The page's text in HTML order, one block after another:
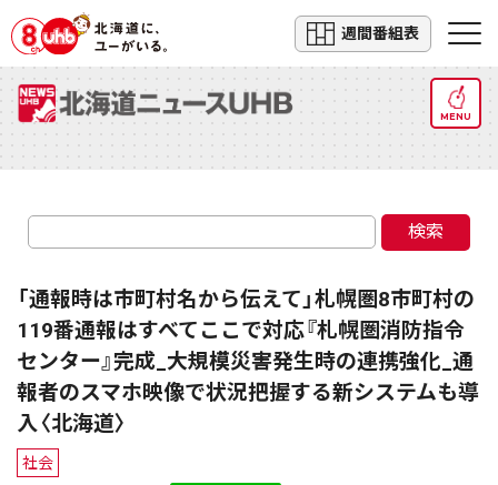
週間番組表
MENU
検索
「通報時は市町村名から伝えて」札幌圏8市町村の
119番通報はすべてここで対応『札幌圏消防指令
センター』完成_大規模災害発生時の連携強化_通
報者のスマホ映像で状況把握する新システムも導
入〈北海道〉
社会